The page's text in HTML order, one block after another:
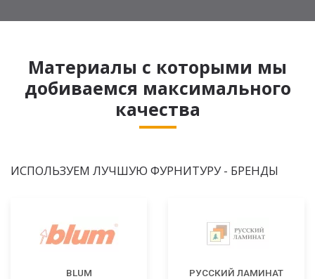
Материалы с которыми мы
добиваемся максимального
качества
ИСПОЛЬЗУЕМ ЛУЧШУЮ ФУРНИТУРУ - БРЕНДЫ
BLUM РУССКИЙ ЛАМИНАТ